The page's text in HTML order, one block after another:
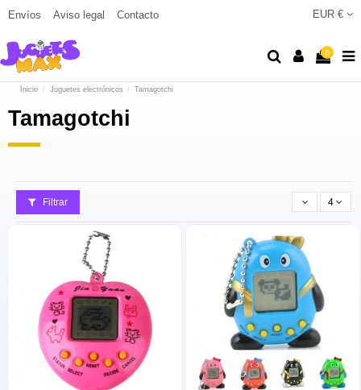
Envíos Aviso legal Contacto EUR €
0
Inicio Juguetes electrónicos Tamagotchi
Tamagotchi
Filtrar 4